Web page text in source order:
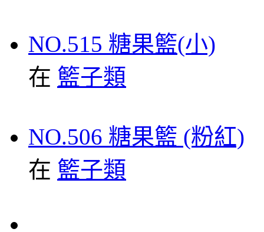
NO.515 糖果籃(小)
在 籃子類
NO.506 糖果籃 (粉紅)
在 籃子類